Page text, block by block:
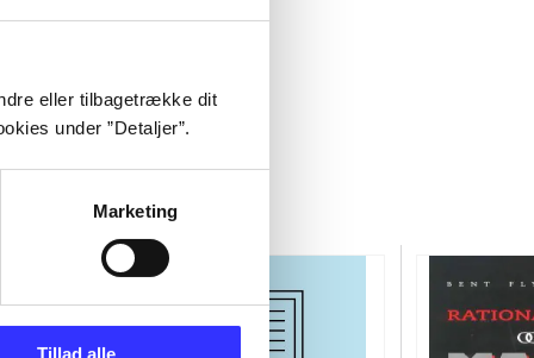
eller tilbagetrække dit
under ”Detaljer”.
Marketing
Tillad alle